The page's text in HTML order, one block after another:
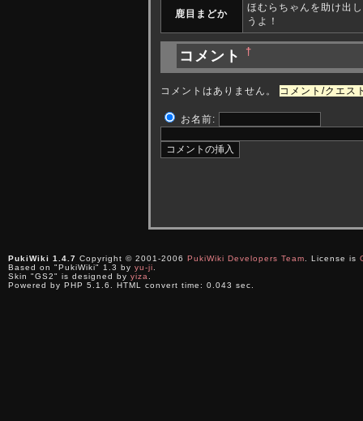
鹿目まどか
ほむらちゃんを助け出
うよ！
コメント †
コメントはありません。 コメント/クエス
お名前:
PukiWiki 1.4.7 Copyright © 2001-2006 PukiWiki Developers Team . License is
Based on "PukiWiki" 1.3 by yu-ji
Skin "GS2" is designed by yiza
Powered by PHP 5.1.6. HTML convert time: 0.043 sec.